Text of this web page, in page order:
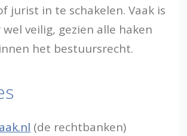
jurist in te schakelen. Vaak is
veilig, gezien alle haken
het bestuursrecht.
(de rechtbanken)